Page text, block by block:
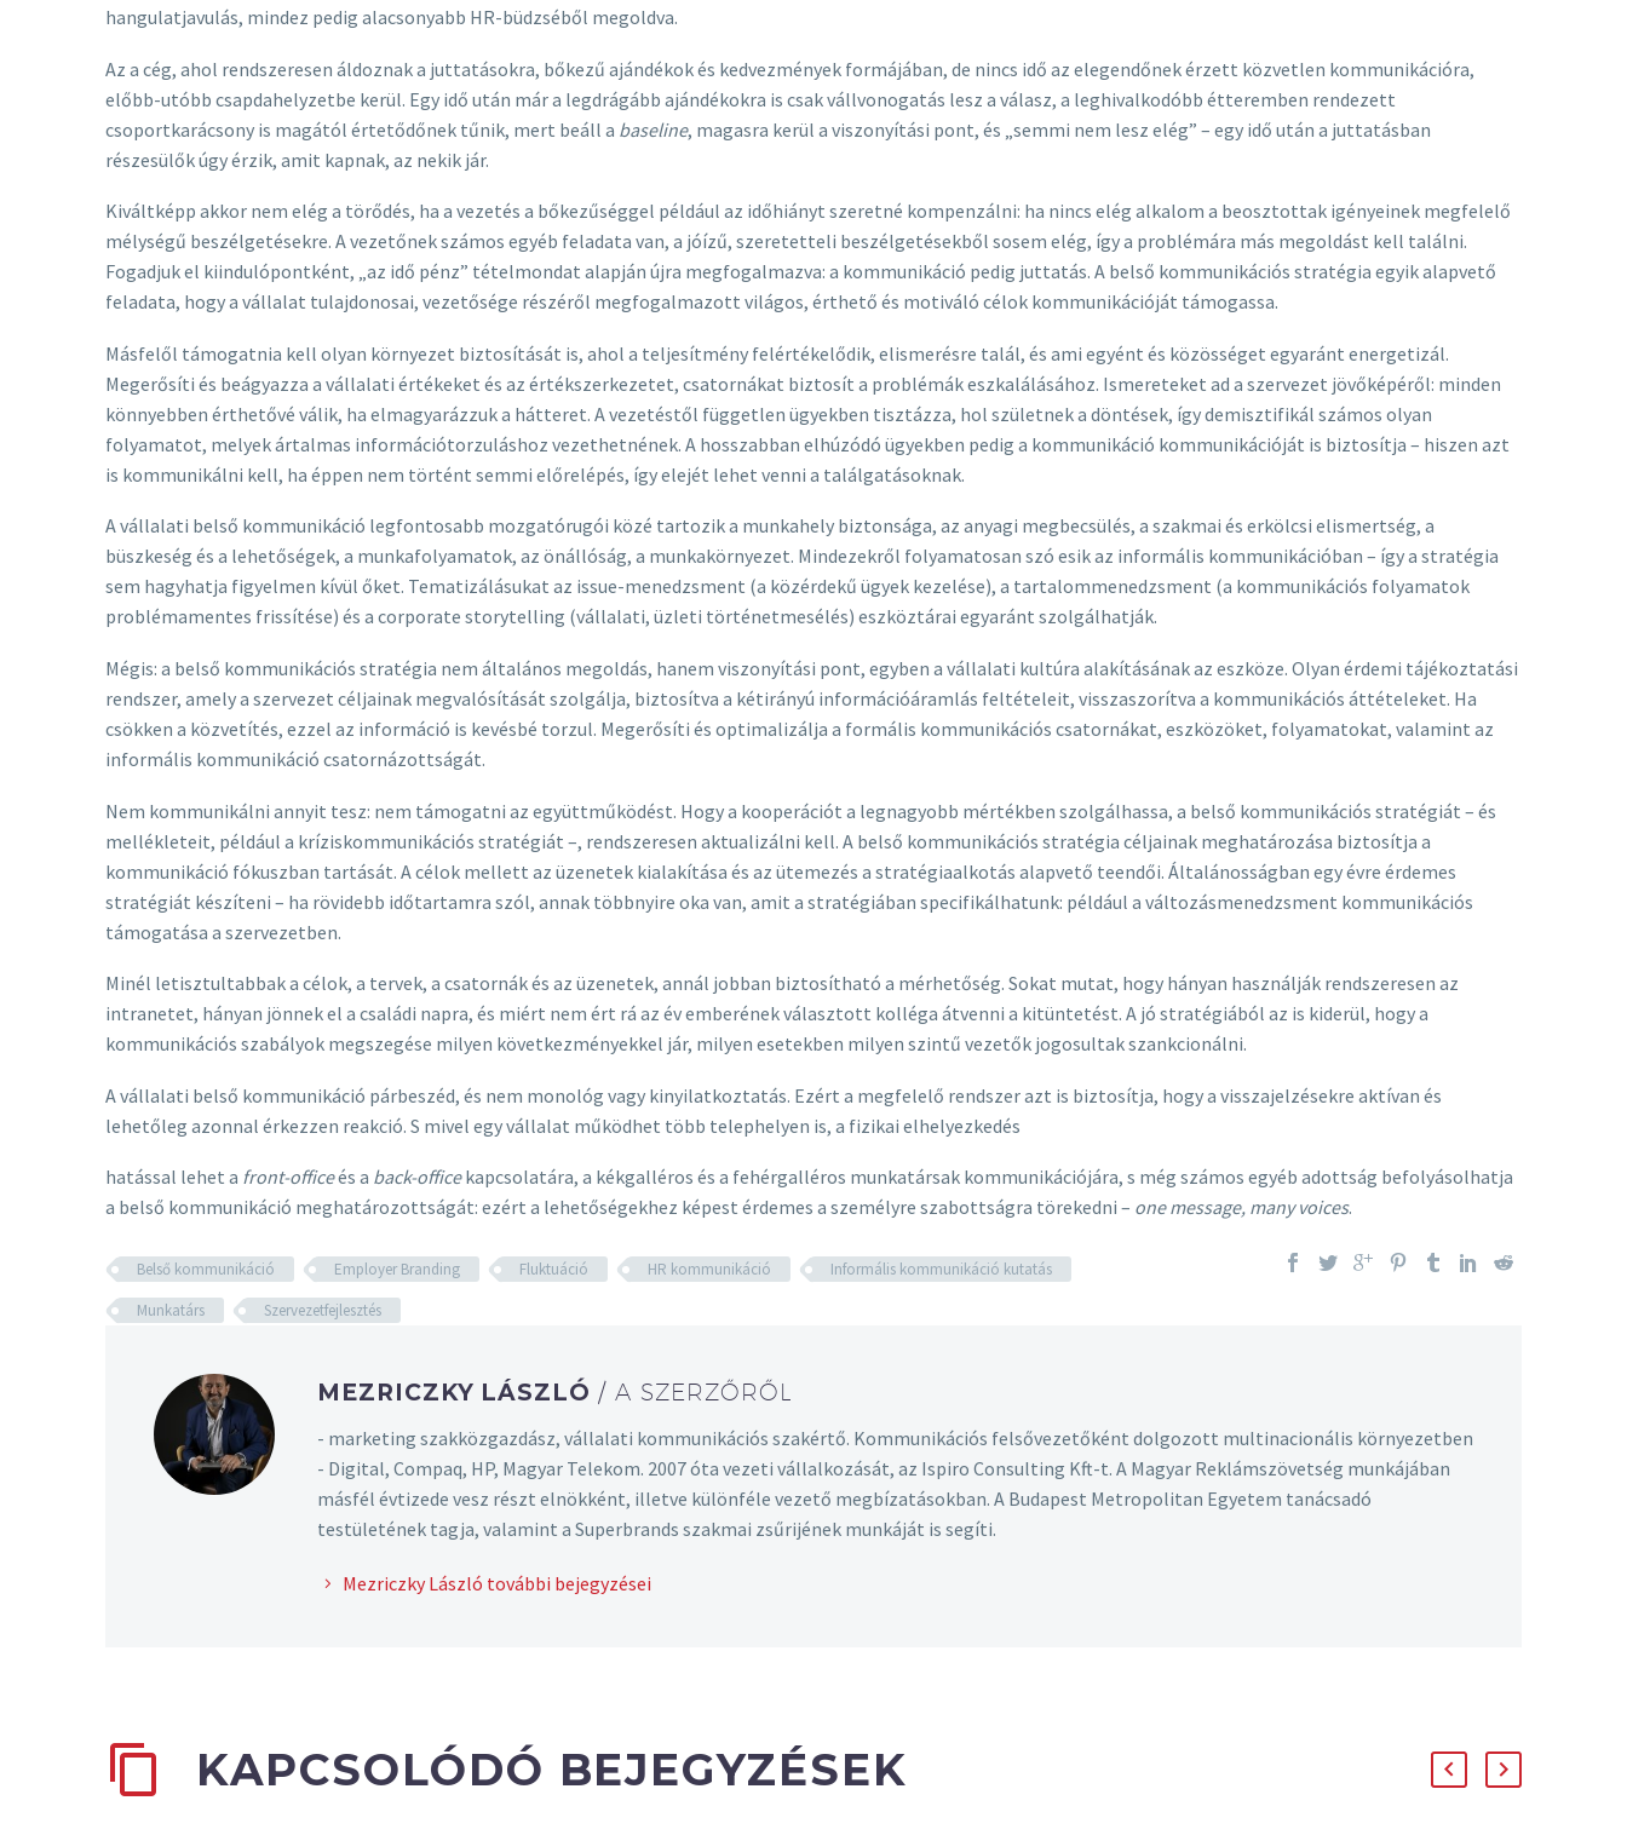
hangulatjavulás, mindez pedig alacsonyabb HR-büdzséből megoldva.
Az a cég, ahol rendszeresen áldoznak a juttatásokra, bőkezű ajándékok és kedvezmények formájában, de nincs idő az elegendőnek érzett közvetlen kommunikációra,
előbb-utóbb csapdahelyzetbe kerül. Egy idő után már a legdrágább ajándékokra is csak vállvonogatás lesz a válasz, a leghivalkodóbb étteremben rendezett
csoportkarácsony is magától értetődőnek tűnik, mert beáll a baseline, magasra kerül a viszonyítási pont, és „semmi nem lesz elég” – egy idő után a juttatásban
részesülők úgy érzik, amit kapnak, az nekik jár.
Kiváltképp akkor nem elég a törődés, ha a vezetés a bőkezűséggel például az időhiányt szeretné kompenzálni: ha nincs elég alkalom a beosztottak igényeinek megfelelő
mélységű beszélgetésekre. A vezetőnek számos egyéb feladata van, a jóízű, szeretetteli beszélgetésekből sosem elég, így a problémára más megoldást kell találni.
Fogadjuk el kiindulópontként, „az idő pénz” tételmondat alapján újra megfogalmazva: a kommunikáció pedig juttatás. A belső kommunikációs stratégia egyik alapvető
feladata, hogy a vállalat tulajdonosai, vezetősége részéről megfogalmazott világos, érthető és motiváló célok kommunikációját támogassa.
Másfelől támogatnia kell olyan környezet biztosítását is, ahol a teljesítmény felértékelődik, elismerésre talál, és ami egyént és közösséget egyaránt energetizál.
Megerősíti és beágyazza a vállalati értékeket és az értékszerkezetet, csatornákat biztosít a problémák eszkalálásához. Ismereteket ad a szervezet jövőképéről: minden
könnyebben érthetővé válik, ha elmagyarázzuk a hátteret. A vezetéstől független ügyekben tisztázza, hol születnek a döntések, így demisztifikál számos olyan
folyamatot, melyek ártalmas információtorzuláshoz vezethetnének. A hosszabban elhúzódó ügyekben pedig a kommunikáció kommunikációját is biztosítja – hiszen azt
is kommunikálni kell, ha éppen nem történt semmi előrelépés, így elejét lehet venni a találgatásoknak.
A vállalati belső kommunikáció legfontosabb mozgatórugói közé tartozik a munkahely biztonsága, az anyagi megbecsülés, a szakmai és erkölcsi elismertség, a
büszkeség és a lehetőségek, a munkafolyamatok, az önállóság, a munkakörnyezet. Mindezekről folyamatosan szó esik az informális kommunikációban – így a stratégia
sem hagyhatja figyelmen kívül őket. Tematizálásukat az issue-menedzsment (a közérdekű ügyek kezelése), a tartalommenedzsment (a kommunikációs folyamatok
problémamentes frissítése) és a corporate storytelling (vállalati, üzleti történetmesélés) eszköztárai egyaránt szolgálhatják.
Mégis: a belső kommunikációs stratégia nem általános megoldás, hanem viszonyítási pont, egyben a vállalati kultúra alakításának az eszköze. Olyan érdemi tájékoztatási
rendszer, amely a szervezet céljainak megvalósítását szolgálja, biztosítva a kétirányú információáramlás feltételeit, visszaszorítva a kommunikációs áttételeket. Ha
csökken a közvetítés, ezzel az információ is kevésbé torzul. Megerősíti és optimalizálja a formális kommunikációs csatornákat, eszközöket, folyamatokat, valamint az
informális kommunikáció csatornázottságát.
Nem kommunikálni annyit tesz: nem támogatni az együttműködést. Hogy a kooperációt a legnagyobb mértékben szolgálhassa, a belső kommunikációs stratégiát – és
mellékleteit, például a kríziskommunikációs stratégiát –, rendszeresen aktualizálni kell. A belső kommunikációs stratégia céljainak meghatározása biztosítja a
kommunikáció fókuszban tartását. A célok mellett az üzenetek kialakítása és az ütemezés a stratégiaalkotás alapvető teendői. Általánosságban egy évre érdemes
stratégiát készíteni – ha rövidebb időtartamra szól, annak többnyire oka van, amit a stratégiában specifikálhatunk: például a változásmenedzsment kommunikációs
támogatása a szervezetben.
Minél letisztultabbak a célok, a tervek, a csatornák és az üzenetek, annál jobban biztosítható a mérhetőség. Sokat mutat, hogy hányan használják rendszeresen az
intranetet, hányan jönnek el a családi napra, és miért nem ért rá az év emberének választott kolléga átvenni a kitüntetést. A jó stratégiából az is kiderül, hogy a
kommunikációs szabályok megszegése milyen következményekkel jár, milyen esetekben milyen szintű vezetők jogosultak szankcionálni.
A vállalati belső kommunikáció párbeszéd, és nem monológ vagy kinyilatkoztatás. Ezért a megfelelő rendszer azt is biztosítja, hogy a visszajelzésekre aktívan és
lehetőleg azonnal érkezzen reakció. S mivel egy vállalat működhet több telephelyen is, a fizikai elhelyezkedés
hatással lehet a front-officeés a back-officekapcsolatára, a kékgalléros és a fehérgalléros munkatársak kommunikációjára, s még számos egyéb adottság befolyásolhatja
a belső kommunikáció meghatározottságát: ezért a lehetőségekhez képest érdemes a személyre szabottságra törekedni – one message, many voices.
Belső kommunikáció Employer Branding Fluktuáció HR kommunikáció
Informális kommunikáció kutatás
Munkatárs
Szervezetfejlesztés
MEZRICZKY LÁSZLÓ/ A SZERZŐRŐL
- marketing szakközgazdász, vállalati kommunikációs szakértő. Kommunikációs felsővezetőként dolgozott multinacionális környezetben
- Digital, Compaq, HP, Magyar Telekom. 2007 óta vezeti vállalkozását, az Ispiro Consulting Kft-t. A Magyar Reklámszövetség munkájában
másfél évtizede vesz részt elnökként, illetve különféle vezető megbízatásokban. A Budapest Metropolitan Egyetem tanácsadó
testületének tagja, valamint a Superbrands szakmai zsűrijének munkáját is segíti.
Mezriczky László további bejegyzései
KAPCSOLÓDÓ BEJEGYZÉSEK